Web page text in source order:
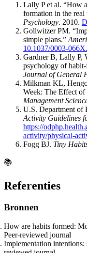
Lally P et al. “How
formation in the real
Psychology. 2010.
Gollwitzer PM.
simple plans.”
10.1037/0003-
Gardner B, Lally P,
psychology of
Journal of General
Milkman KL,
Week: The Effect
Management
U.S. Department of
Activity Guidelines
https://
activity/physical-
Fogg BJ. Tiny
📚
Referenties
Bronnen
How are habits formed:
Peer-reviewed journal
Implementation intentions: